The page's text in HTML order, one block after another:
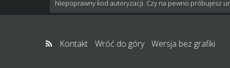
Niepoprawny kod autoryzacji. Czy na pewno próbujesz
Kontakt Wróć do góry Wersja bez grafiki